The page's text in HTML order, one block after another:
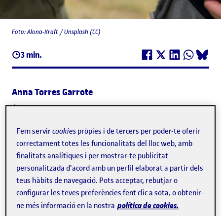
3 min.
Foto: Alona-Kraft / Unsplash (CC)
Anna Torres Garrote
Autor
Tenir un fill comporta una nova etapa vital, sobretot per
a la dona. La intensitat dels primers mesos de dedicació
gairebé exclusiva al nadó es trenca de cop acabades les
setze setmanes de baixa maternal. Com viu la mare la
tornada a la feina? «Majoritàriament amb tristesa,
Fem servircookies pròpies i de tercers per poder-te oferir
correctament totes les funcionalitats del lloc web, amb
finalitats analítiques i per mostrar-te publicitat
personalitzada d'acord amb un perfil elaborat a partir dels
teus hàbits de navegació. Pots acceptar, rebutjar o
configurar les teves preferències fent clic a sota, o obtenir-
ne més informació en la nostra política de cookies.